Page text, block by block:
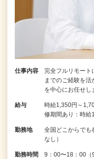
仕事内容
完全フルリモート
までのご経験を
を中⼼にお任せ
給与
時給1,350円～
修期間あり：時
勤務地
全国どこからでも
なし）
勤務時間
9：00〜18：00（